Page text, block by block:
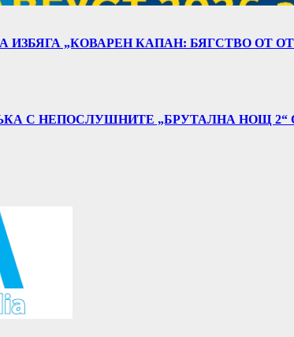
ИЗБЯГА „КОВАРЕН КАПАН: БЯГСТВО ОТ
С НЕПОСЛУШНИТЕ „БРУТАЛНА НОЩ 2“